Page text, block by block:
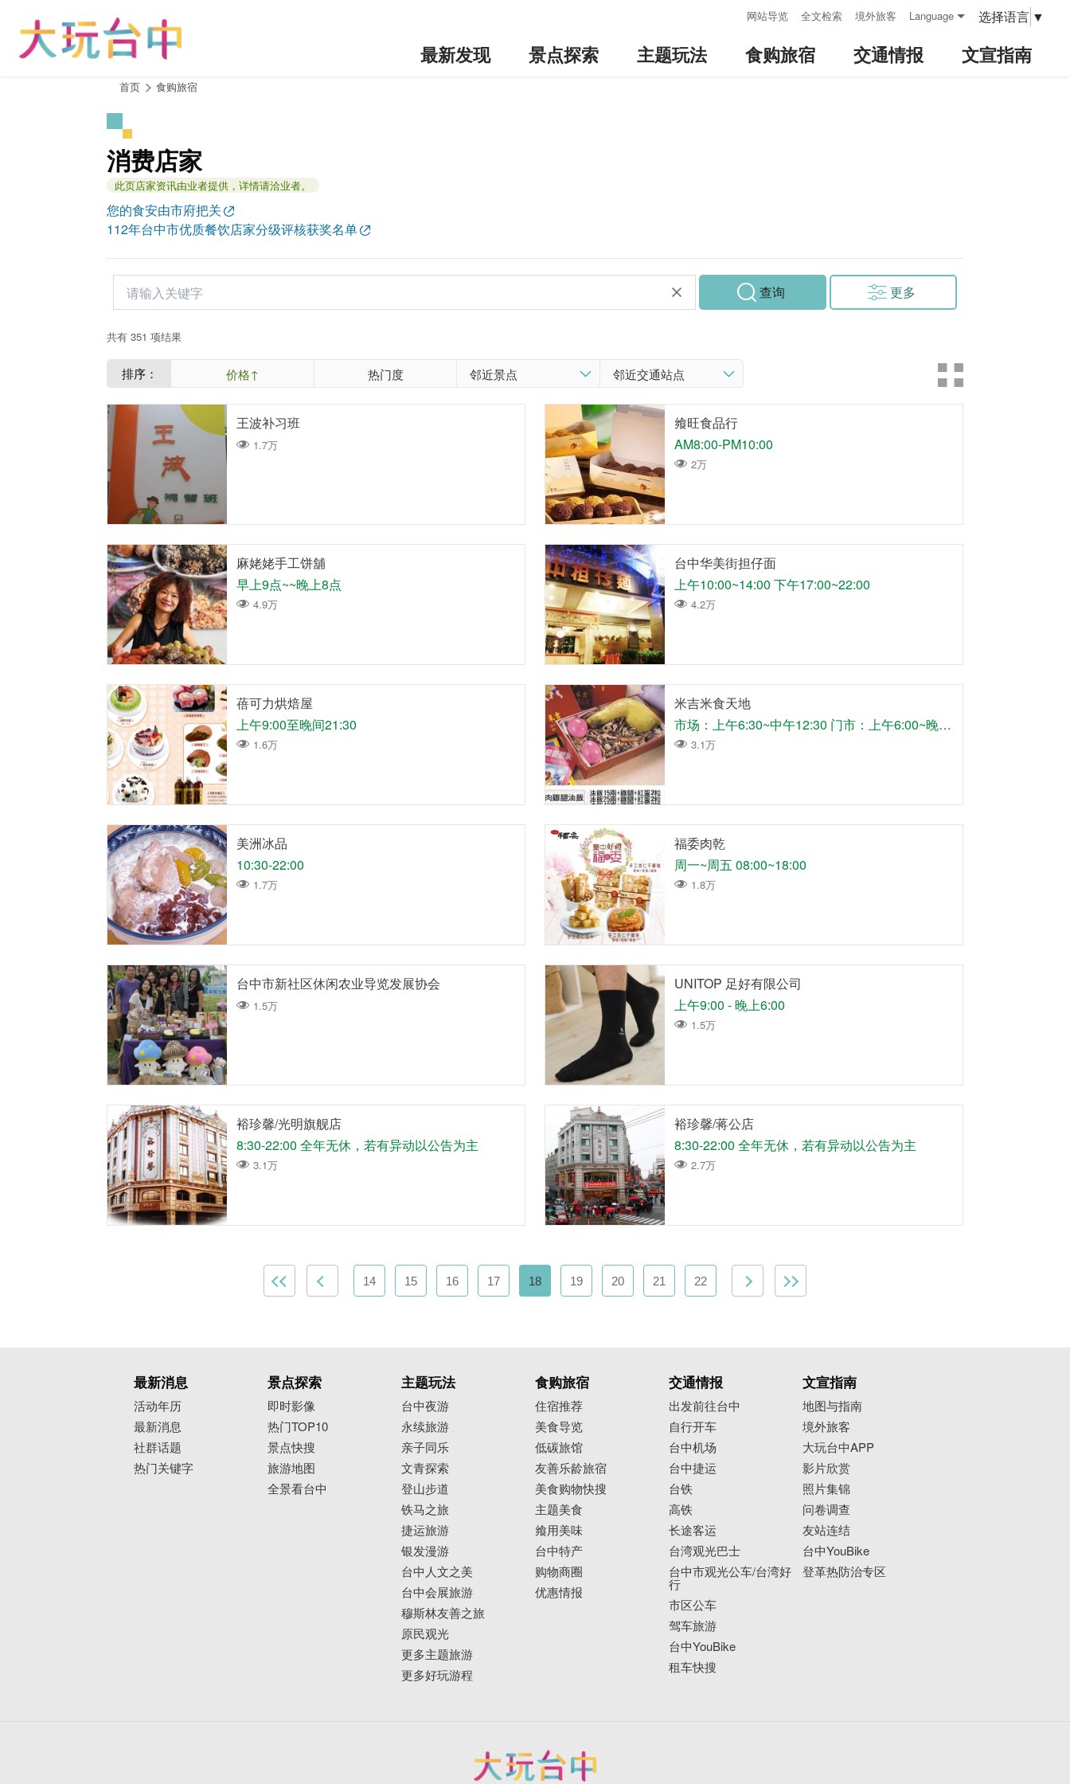
网站导览 全文检索 境外旅客 Language 选择语言 ▼
最新发现 景点探索 主题玩法 食购旅宿 交通情报 文宣指南
首页 食购旅宿
消费店家
此页店家资讯由业者提供，详情请洽业者。
您的食安由市府把关
112年台中市优质餐饮店家分级评核获奖名单
查询 更多
共有 351 项结果
排序： 价格↑ 热门度
王波补习班
1.7万
飨旺食品行
AM8:00-PM10:00
2万
麻姥姥手工饼舖
早上9点~~晚上8点
4.9万
台中华美街担仔面
上午10:00~14:00 下午17:00~22:00
4.2万
蓓可力烘焙屋
上午9:00至晚间21:30
1.6万
米吉米食天地
市场：上午6:30~中午12:30 门市：上午6:00~晚上8:00
3.1万
美洲冰品
10:30-22:00
1.7万
福委肉乾
周一~周五 08:00~18:00
1.8万
台中市新社区休闲农业导览发展协会
1.5万
UNITOP 足好有限公司
上午9:00 - 晚上6:00
1.5万
裕珍馨/光明旗舰店
8:30-22:00 全年无休，若有异动以公告为主
3.1万
裕珍馨/蒋公店
8:30-22:00 全年无休，若有异动以公告为主
2.7万
14 15 16 17 18 19 20 21 22
最新消息
活动年历
最新消息
社群话题
热门关键字
景点探索
即时影像
热门TOP10
景点快搜
旅游地图
全景看台中
主题玩法
台中夜游
永续旅游
亲子同乐
文青探索
登山步道
铁马之旅
捷运旅游
银发漫游
台中人文之美
台中会展旅游
穆斯林友善之旅
原民观光
更多主题旅游
更多好玩游程
食购旅宿
住宿推荐
美食导览
低碳旅馆
友善乐龄旅宿
美食购物快搜
主题美食
飨用美味
台中特产
购物商圈
优惠情报
交通情报
出发前往台中
自行开车
台中机场
台中捷运
台铁
高铁
长途客运
台湾观光巴士
台中市观光公车/台湾好
行
市区公车
驾车旅游
台中YouBike
租车快搜
文宣指南
地图与指南
境外旅客
大玩台中APP
影片欣赏
照片集锦
问卷调查
友站连结
台中YouBike
登革热防治专区